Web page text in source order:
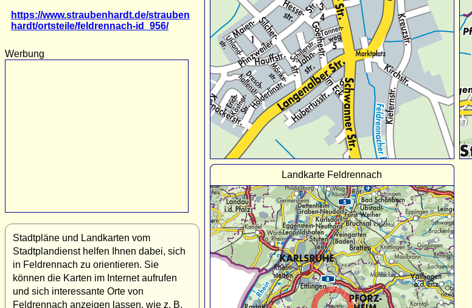
https://www.straubenhardt.de/strauben
hardt/ortsteile/feldrennach-id_956/
Werbung
Stadtpläne und Landkarten vom
Stadtplandienst helfen Ihnen dabei, sich
in Feldrennach zu orientieren. Sie
können die Karten im Internet aufrufen
und sich interessante Orte von
Feldrennach anzeigen lassen, wie z. B.
Landkarte Feldrennach